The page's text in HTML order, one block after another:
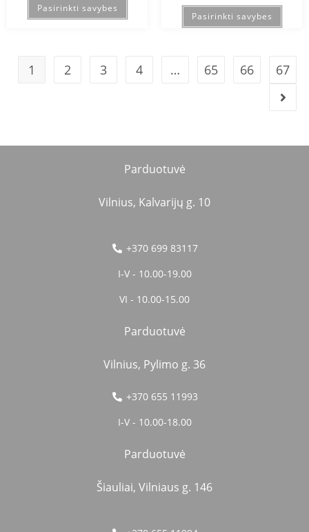
Pasirinkti savybes
Pasirinkti savybes
1 2 3 4 … 65 66 67
Parduotuvė
Vilnius, Kalvarijų g. 10
+370 699 83117
I-V - 10.00-19.00
VI - 10.00-15.00
Parduotuvė
Vilnius, Pylimo g. 36
+370 655 11993
I-V - 10.00-18.00
Parduotuvė
Šiauliai, Vilniaus g. 146